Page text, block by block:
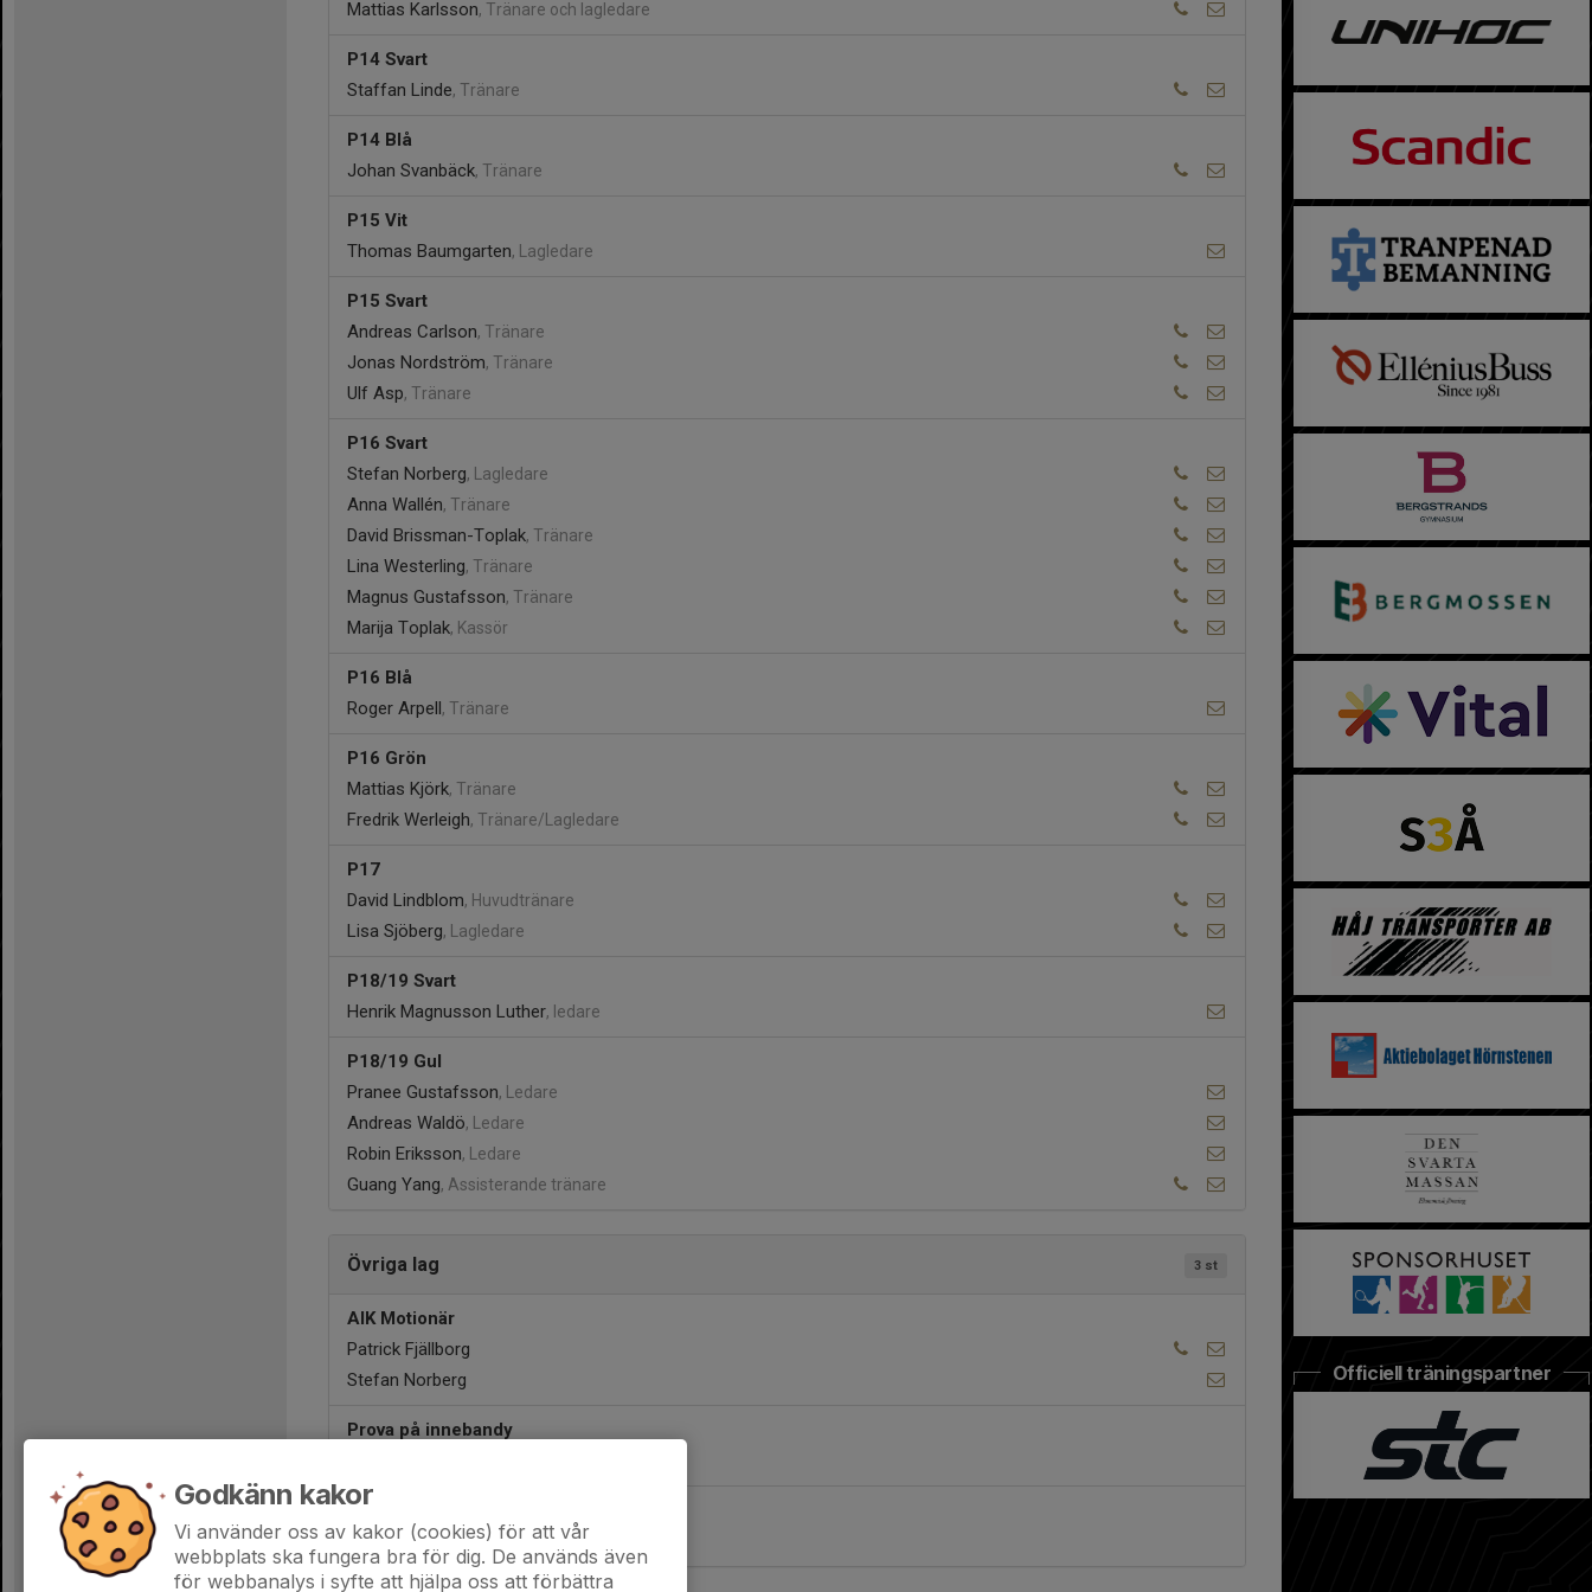
Mattias Karlsson, Tränare och lagledare
P14 Svart
Staffan Linde, Tränare
P14 Blå
Johan Svanbäck, Tränare
P15 Vit
Thomas Baumgarten, Lagledare
P15 Svart
Andreas Carlson, Tränare
Jonas Nordström, Tränare
Ulf Asp, Tränare
P16 Svart
Stefan Norberg, Lagledare
Anna Wallén, Tränare
David Brissman-Toplak, Tränare
Lina Westerling, Tränare
Magnus Gustafsson, Tränare
Marija Toplak, Kassör
P16 Blå
Roger Arpell, Tränare
P16 Grön
Mattias Kjörk, Tränare
Fredrik Werleigh, Tränare/Lagledare
P17
David Lindblom, Huvudtränare
Lisa Sjöberg, Lagledare
P18/19 Svart
Henrik Magnusson Luther, ledare
P18/19 Gul
Pranee Gustafsson, Ledare
Andreas Waldö, Ledare
Robin Eriksson, Ledare
Guang Yang, Assisterande tränare
3 st
Övriga lag
AIK Motionär
Patrick Fjällborg
Stefan Norberg
Prova på innebandy
AIK Motionär DAM
Kontaktperson saknas
Officiell träningspartner
Godkänn kakor
Vi använder oss av kakor (cookies) för att vår
webbplats ska fungera bra för dig. De används även
för webbanalys i syfte att hjälpa oss att förbättra